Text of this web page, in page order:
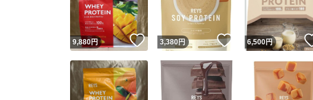
9,880円 いいね！
3,380円 いいね！
6,500円